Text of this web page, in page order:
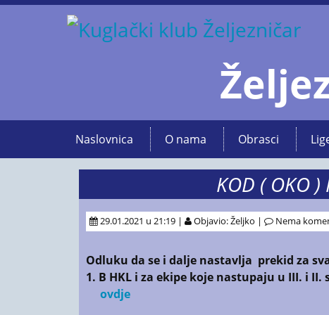
Naslovnica O nama Obrasci
KOD ( OKO )
29.01.2021 u 21:19 | Objavio: Željko | Nema
Odluku da se i dalje nastavlja prekid za
1. B HKL i za ekipe koje nastupaju u III. i
ovdje